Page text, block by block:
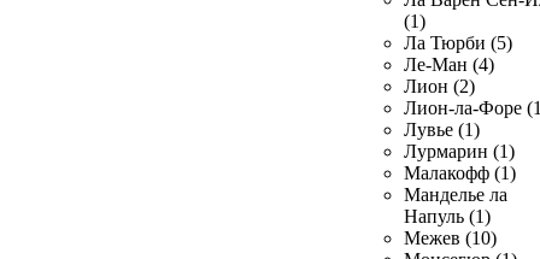
(1)
Ла Тюрби (5)
Ле-Ман (4)
Лион (2)
Лион-ла-Форе
Лувье (1)
Лурмарин (1)
Малакофф (1)
Манделье ла
Напуль (1)
Межев (10)